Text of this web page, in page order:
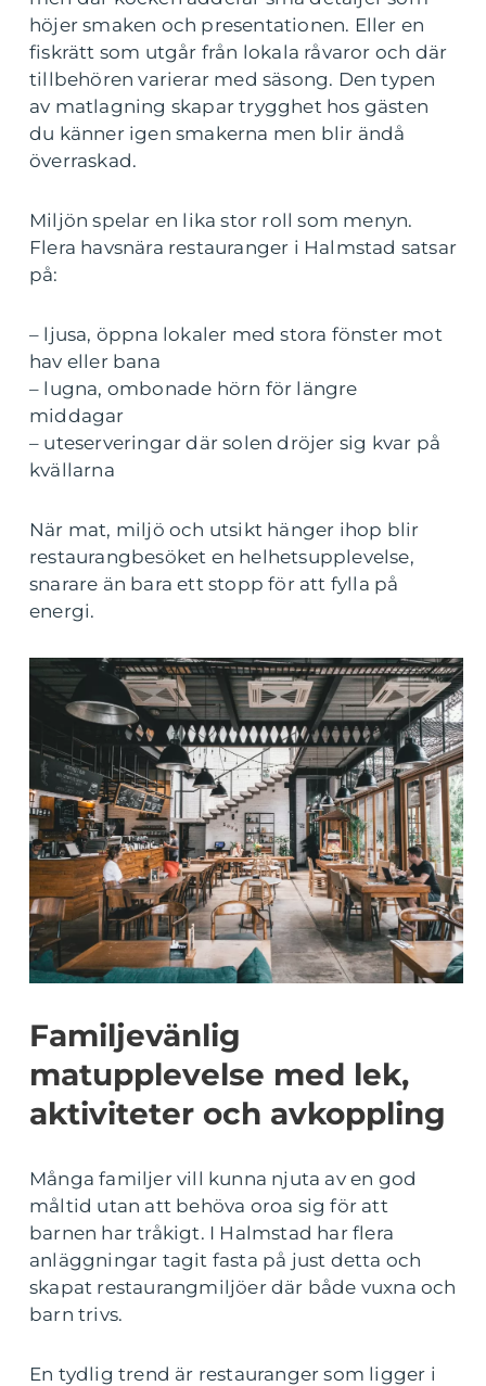
höjer smaken och presentationen. Eller en
fiskrätt som utgår från lokala råvaror och där
tillbehören varierar med säsong. Den typen
av matlagning skapar trygghet hos gästen
du känner igen smakerna men blir ändå
överraskad.
Miljön spelar en lika stor roll som menyn.
Flera havsnära restauranger i Halmstad satsar
på:
– ljusa, öppna lokaler med stora fönster mot
hav eller bana
– lugna, ombonade hörn för längre
middagar
– uteserveringar där solen dröjer sig kvar på
kvällarna
När mat, miljö och utsikt hänger ihop blir
restaurangbesöket en helhetsupplevelse,
snarare än bara ett stopp för att fylla på
energi.
Familjevänlig
matupplevelse med lek,
aktiviteter och avkoppling
Många familjer vill kunna njuta av en god
måltid utan att behöva oroa sig för att
barnen har tråkigt. I Halmstad har flera
anläggningar tagit fasta på just detta och
skapat restaurangmiljöer där både vuxna och
barn trivs.
En tydlig trend är restauranger som ligger i